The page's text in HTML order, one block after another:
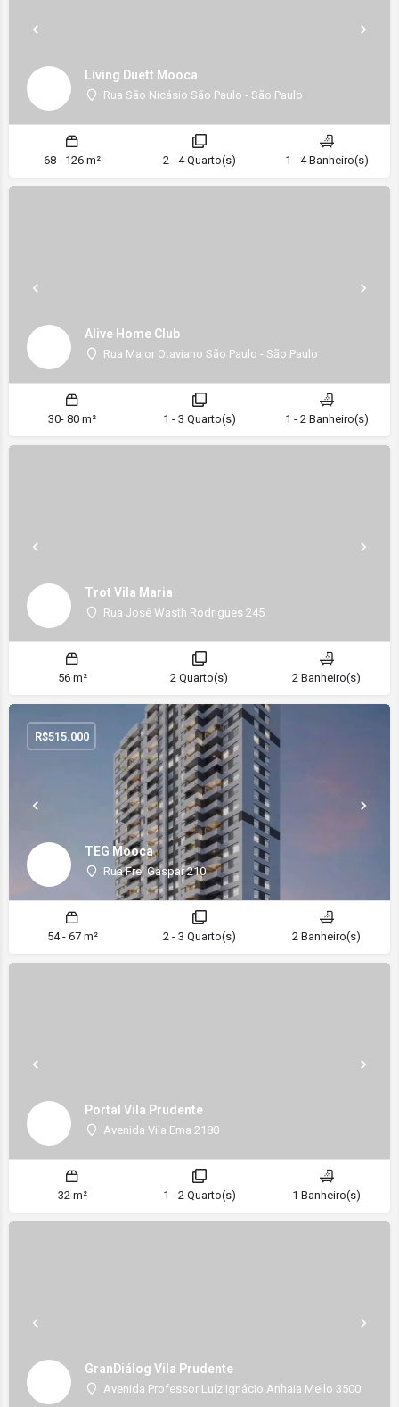
Living Duett Mooca
Rua São Nicásio São Paulo - São Paulo
68 - 126 m² 2 - 4 Quarto(s) 1 - 4 Banheiro(s)
Alive Home Club
Rua Major Otaviano São Paulo - São Paulo
30- 80 m² 1 - 3 Quarto(s) 1 - 2 Banheiro(s)
Trot Vila Maria
Rua José Wasth Rodrigues 245
56 m² 2 Quarto(s) 2 Banheiro(s)
TEG Mooca
Rua Frei Gaspar 210
R$515.000
54 - 67 m² 2 - 3 Quarto(s) 2 Banheiro(s)
Portal Vila Prudente
Avenida Vila Ema 2180
32 m² 1 - 2 Quarto(s) 1 Banheiro(s)
GranDiálog Vila Prudente
Avenida Professor Luíz Ignácio Anhaia Mello 3500